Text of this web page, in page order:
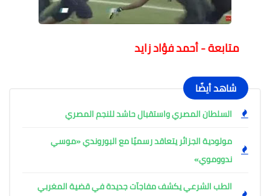
متابعة - أحمد فؤاد زايد
شاهد أيضًا
السلطان المصري واستقبال حاشد للنجم المصري
مولودية الجزائر يتعاقد رسميًا مع البوروندي «موسي
ندووموي»
الطب الشرعي يكشف مفاجآت جديدة في قضية المغربي